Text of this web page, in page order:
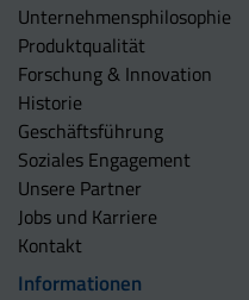
Unternehmens­philosophie
Produktqualität
Forschung & Innovation
Historie
Geschäftsführung
Soziales Engagement
Unsere Partner
Jobs und Karriere
Kontakt
Informationen